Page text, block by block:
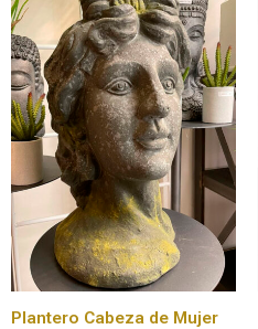
Plantero Cabeza de Mujer